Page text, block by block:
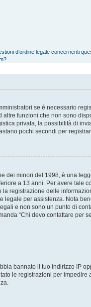
d’ordine legale concernenti
se è necessario
funzioni che non sono
privata, la possibilità di
pochi secondi per
dei minori del 1998, è una
a 13 anni. Per avere tale
registrazione delle
legale per assistenza. Nota
e non sono un punto di
“Chi devo contattare per
bannato il tuo indirizzo IP
le registrazioni per impedire